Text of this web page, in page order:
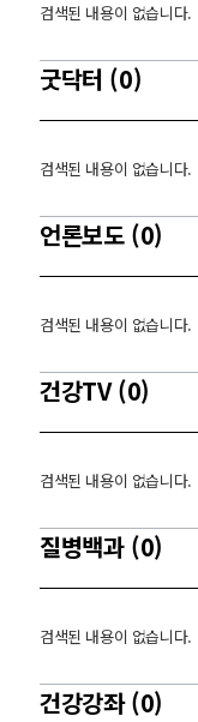
검색된 내용이 없습니다.
굿닥터 (0)
검색된 내용이 없습니다.
언론보도 (0)
검색된 내용이 없습니다.
건강TV (0)
검색된 내용이 없습니다.
질병백과 (0)
검색된 내용이 없습니다.
건강강좌 (0)